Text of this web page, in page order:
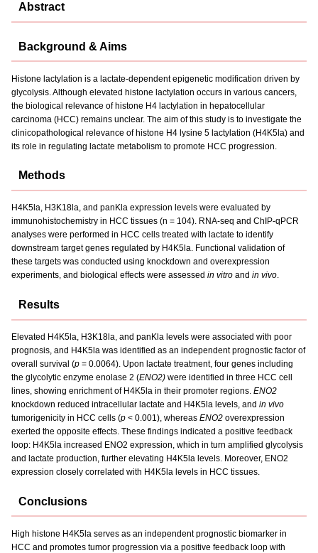
Abstract
Background & Aims
Histone lactylation is a lactate-dependent epigenetic modification driven by
glycolysis. Although elevated histone lactylation occurs in various cancers,
the biological relevance of histone H4 lactylation in hepatocellular
carcinoma (HCC) remains unclear. The aim of this study is to investigate the
clinicopathological relevance of histone H4 lysine 5 lactylation (H4K5la) and
its role in regulating lactate metabolism to promote HCC progression.
Methods
H4K5la, H3K18la, and panKla expression levels were evaluated by
immunohistochemistry in HCC tissues (n = 104). RNA-seq and ChIP-qPCR
analyses were performed in HCC cells treated with lactate to identify
downstream target genes regulated by H4K5la. Functional validation of
these targets was conducted using knockdown and overexpression
experiments, and biological effects were assessed in vitro and in vivo.
Results
Elevated H4K5la, H3K18la, and panKla levels were associated with poor
prognosis, and H4K5la was identified as an independent prognostic factor of
overall survival (p = 0.0064). Upon lactate treatment, four genes including
the glycolytic enzyme enolase 2 (ENO2) were identified in three HCC cell
lines, showing enrichment of H4K5la in their promoter regions. ENO2
knockdown reduced intracellular lactate and H4K5la levels, and in vivo
tumorigenicity in HCC cells (p < 0.001), whereas ENO2 overexpression
exerted the opposite effects. These findings indicated a positive feedback
loop: H4K5la increased ENO2 expression, which in turn amplified glycolysis
and lactate production, further elevating H4K5la levels. Moreover, ENO2
expression closely correlated with H4K5la levels in HCC tissues.
Conclusions
High histone H4K5la serves as an independent prognostic biomarker in
HCC and promotes tumor progression via a positive feedback loop with